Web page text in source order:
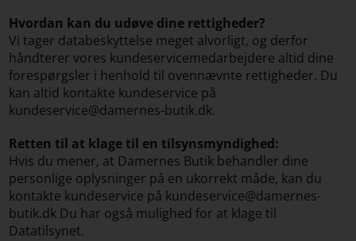
Hvordan kan du udøve dine rettigheder?
Vi tager databeskyttelse meget alvorligt, og derfor
håndterer vores kundeservicemedarbejdere altid dine
forespørgsler i henhold til ovennævnte rettigheder. Du
kan altid kontakte kundeservice på
kundeservice@damernes-butik.dk.
Retten til at klage til en tilsynsmyndighed:
Hvis du mener, at Damernes Butik behandler dine
personlige oplysninger på en ukorrekt måde, kan du
kontakte kundeservice på kundeservice@damernes-
butik.dk Du har også mulighed for at klage til
Datatilsynet.